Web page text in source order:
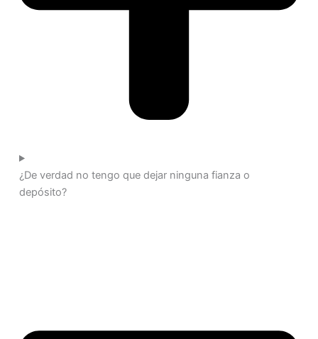
¿De verdad no tengo que dejar ninguna fianza o
depósito?